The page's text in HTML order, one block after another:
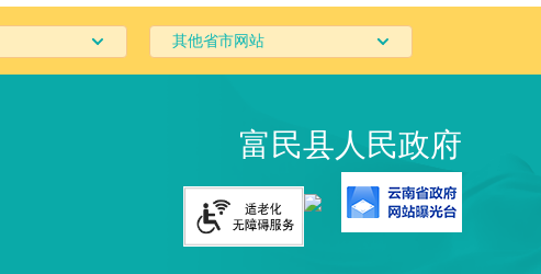
其他省市网站
富民县人民政府